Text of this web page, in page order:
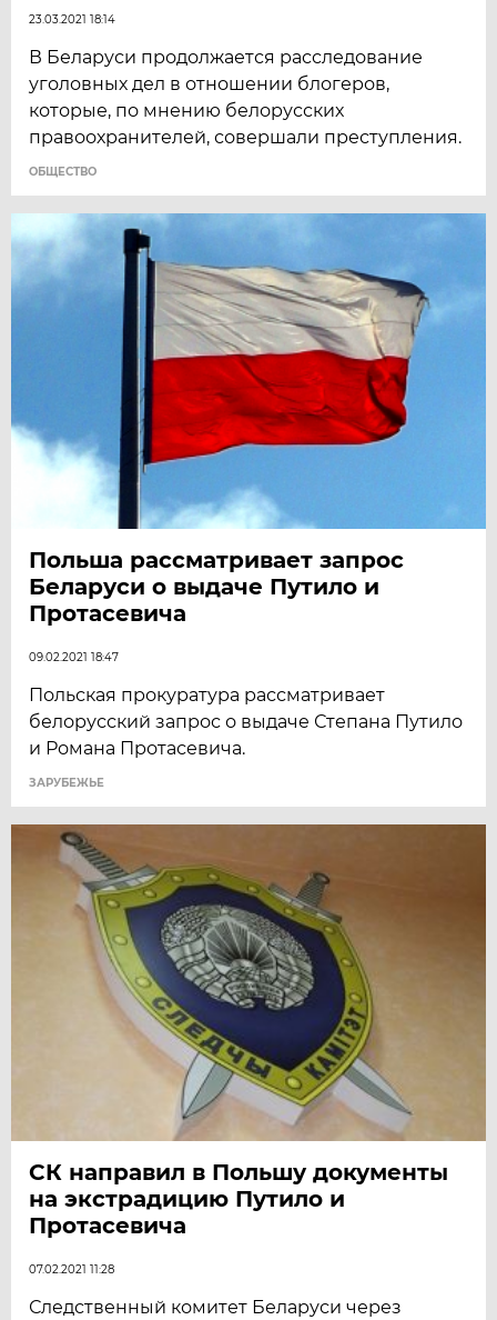
23.03.2021 18:14
В Беларуси продолжается расследование
уголовных дел в отношении блогеров,
которые, по мнению белорусских
правоохранителей, совершали преступления.
ОБЩЕСТВО
Польша рассматривает запрос
Беларуси о выдаче Путило и
Протасевича
09.02.2021 18:47
Польская прокуратура рассматривает
белорусский запрос о выдаче Степана Путило
и Романа Протасевича.
ЗАРУБЕЖЬЕ
СК направил в Польшу документы
на экстрадицию Путило и
Протасевича
07.02.2021 11:28
Следственный комитет Беларуси через